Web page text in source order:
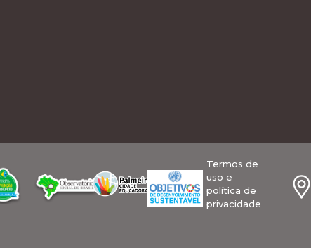
Termos de
uso e
política de
privacidade